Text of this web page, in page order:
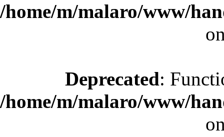
/home/m/malaro/www/
Deprecated:
/home/m/malaro/www/